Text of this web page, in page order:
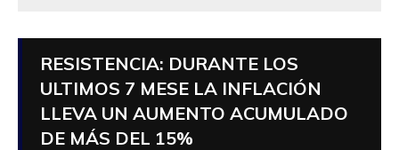
RESISTENCIA: DURANTE LOS
ULTIMOS 7 MESE LA INFLACIÓN
LLEVA UN AUMENTO ACUMULADO
DE MÁS DEL 15%